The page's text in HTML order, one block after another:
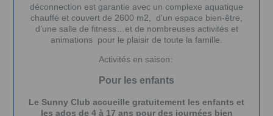
déconnection est garantie avec un complexe aquatique
chauffé et couvert de 2600 m2, d'un espace bien-être,
d’une salle de fitness…et de nombreuses activités et
animations pour le plaisir de toute la famille.
Activités en saison:
Pour les enfants
Le Sunny Club accueille gratuitement les enfants et
les ados de 4 à 17 ans pour des journées bien